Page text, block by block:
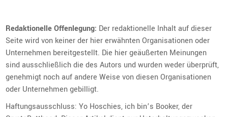
Redaktionelle Offenlegung: Der redaktionelle Inhalt auf dieser
Seite wird von keiner der hier erwähnten Organisationen oder
Unternehmen bereitgestellt. Die hier geäußerten Meinungen
sind ausschließlich die des Autors und wurden weder überprüft,
genehmigt noch auf andere Weise von diesen Organisationen
oder Unternehmen gebilligt.
Haftungsausschluss: Yo Hoschies, ich bin’s Booker, der